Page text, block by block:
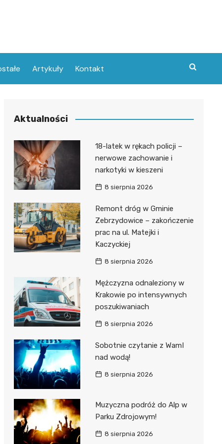
Artykuły Kontakt
Aktualności
18-latek w rękach policji –
nerwowe zachowanie i
narkotyki w kieszeni
8 sierpnia 2026
Remont dróg w Gminie
Zebrzydowice – zakończenie
prac na ul. Matejki i
Kaczyckiej
8 sierpnia 2026
Mężczyzna odnaleziony w
Krakowie po intensywnych
poszukiwaniach
8 sierpnia 2026
Sobotnie czytanie z WamI
nad wodą!
8 sierpnia 2026
Muzyczna podróż do Alp w
Parku Zdrojowym!
8 sierpnia 2026